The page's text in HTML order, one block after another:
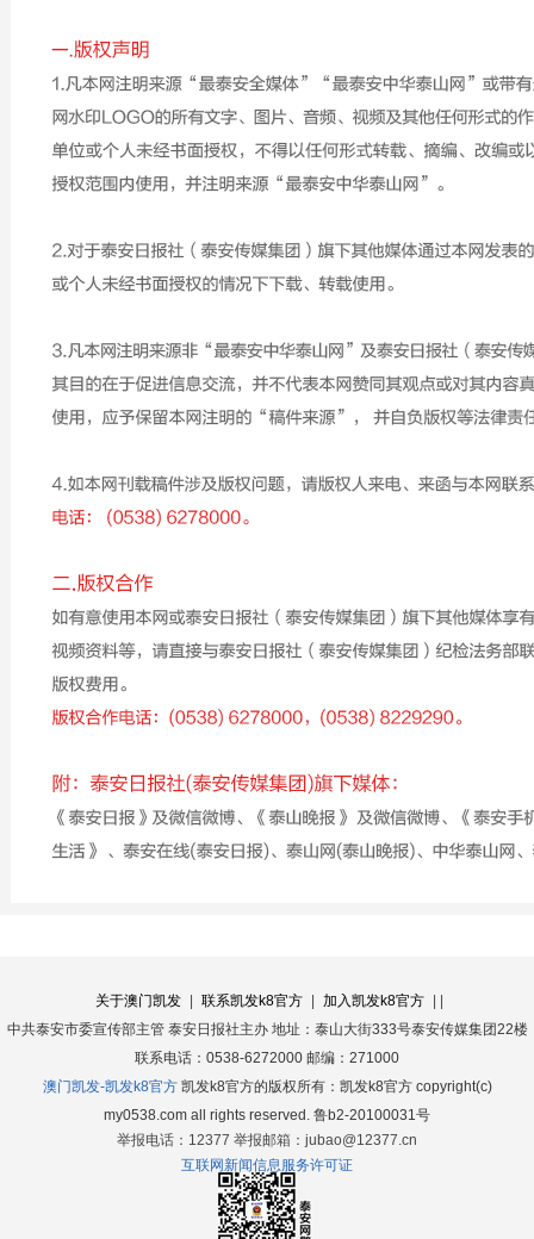
关于澳门凯发 联系凯发k8官方 加入凯发k8官方
中共泰安市委宣传部主管 泰安日报社主办地址：泰山大街333号泰安传媒集团22楼
联系电话：0538-6272000 邮编：271000
澳门凯发-凯发k8官方凯发k8官方的版权所有：凯发k8官方 copyright(c)
my0538.com all rights reserved. 鲁b2-20100031号
举报电话：12377 举报邮箱： jubao@12377.cn
互联网新闻信息服务许可证